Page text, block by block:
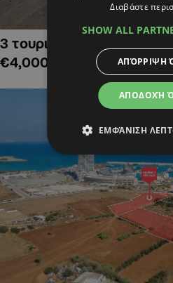
3 τουριστικά χωράφια
€4,000,000
Διαβάστε
SHOW ALL
ΑΠΟΔΟΧΉ
ΑΠΌΡΡΙΨΗ
ΕΜΦΆΝΙΣΗ